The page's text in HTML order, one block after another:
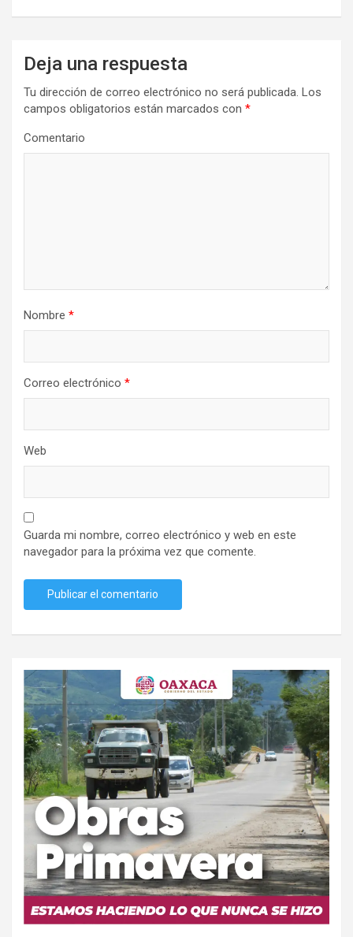
Deja una respuesta
Tu dirección de correo electrónico no será publicada. Los
campos obligatorios están marcados con *
Comentario
Nombre *
Correo electrónico *
Web
Guarda mi nombre, correo electrónico y web en este
navegador para la próxima vez que comente.